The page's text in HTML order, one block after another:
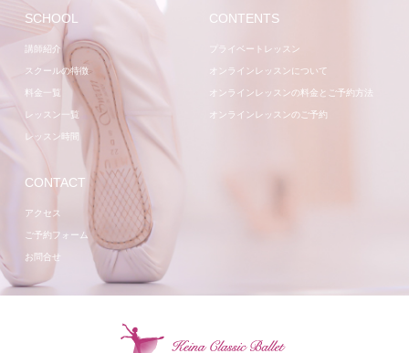
SCHOOL
講師紹介
スクールの特徴
料金一覧
レッスン一覧
レッスン時間
CONTENTS
プライベートレッスン
オンラインレッスンについて
オンラインレッスンの料金とご予約方法
オンラインレッスンのご予約
CONTACT
アクセス
ご予約フォーム
お問合せ